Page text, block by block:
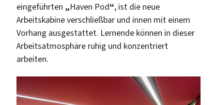
eingeführten „Haven Pod“, ist die neue
Arbeitskabine verschließbar und innen mit einem
Vorhang ausgestattet. Lernende können in dieser
Arbeitsatmosphäre ruhig und konzentriert
arbeiten.